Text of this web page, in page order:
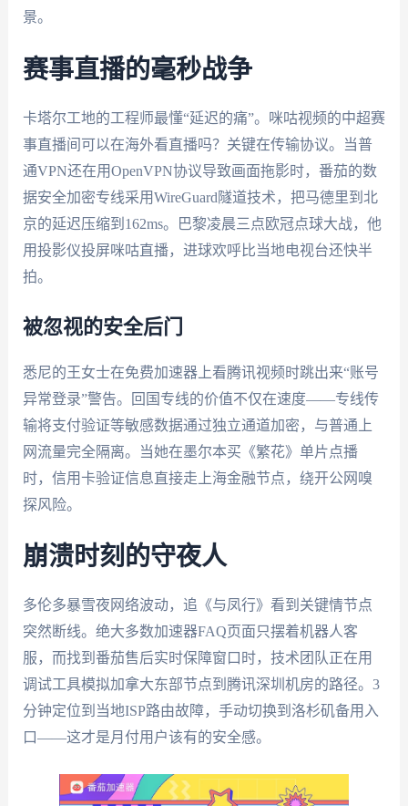
景。
赛事直播的毫秒战争
卡塔尔工地的工程师最懂“延迟的痛”。咪咕视频的中超赛
事直播间 可以在海外看直播吗？关键在传输协议。当普
通VPN还在用OpenVPN协议导致画面拖影时，番茄的数
据安全加密专线采用WireGuard隧道技术，把马德里到北
京的延迟压缩到162ms。巴黎凌晨三点欧冠点球大战，他
用投影仪投屏咪咕直播，进球欢呼比当地电视台还快半
拍。
被忽视的安全后门
悉尼的王女士在免费加速器上看腾讯视频时跳出来“账号
异常登录”警告。回国专线的价值不仅在速度——专线传
输将支付验证等敏感数据通过独立通道加密，与普通上
网流量完全隔离。当她在墨尔本买《繁花》单片点播
时，信用卡验证信息直接走上海金融节点，绕开公网嗅
探风险。
崩溃时刻的守夜人
多伦多暴雪夜网络波动，追《与凤行》看到关键情节点
突然断线。绝大多数加速器FAQ页面只摆着机器人客
服，而找到番茄售后实时保障窗口时，技术团队正在用
调试工具模拟加拿大东部节点到腾讯深圳机房的路径。3
分钟定位到当地ISP路由故障，手动切换到洛杉矶备用入
口——这才是月付用户该有的安全感。